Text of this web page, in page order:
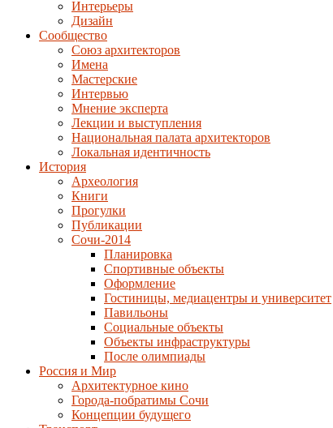
Интерьеры
Дизайн
Сообщество
Союз архитекторов
Имена
Мастерские
Интервью
Мнение эксперта
Лекции и выступления
Национальная палата архитекторов
Локальная идентичность
История
Археология
Книги
Прогулки
Публикации
Сочи-2014
Планировка
Спортивные объекты
Оформление
Гостиницы, медиацентры и университет
Павильоны
Социальные объекты
Объекты инфраструктуры
После олимпиады
Россия и Мир
Архитектурное кино
Города-побратимы Сочи
Концепции будущего